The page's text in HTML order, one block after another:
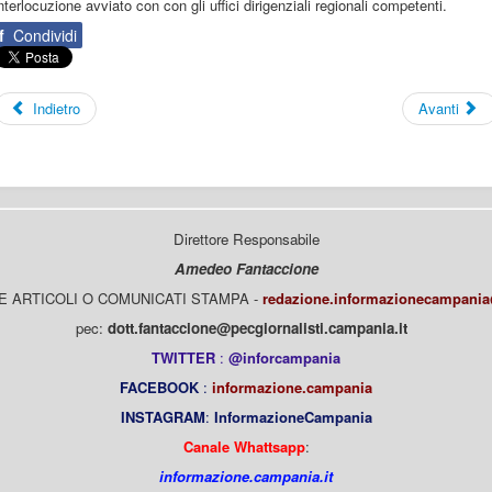
avviato con con gli uffici dirigenziali regionali competenti.
f Condividi
Indietro Avanti
Direttore Responsabile
Amedeo Fantaccione
ARTICOLI O COMUNICATI STAMPA -
pec: dott.fantaccione@pecgiornalisti.campania.it
TWITTER : @inforcampania
FACEBOOK : informazione.campania
INSTAGRAM: InformazioneCampania
Canale Whattsapp:
informazione.campania.it